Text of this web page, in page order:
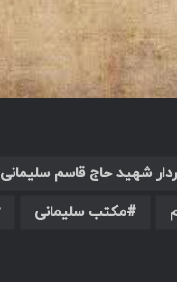
شهید حاج قاسم سلیمانی
مکتب سلیمانی